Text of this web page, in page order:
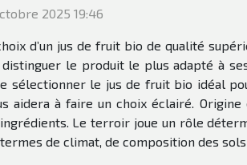
2025 19:46
d’un jus de fruit bio de qualité
le produit le plus adapté à
le jus de fruit bio idéal
aidera à faire un choix éclairé.
Le terroir joue un rôle
de climat, de composition des sols